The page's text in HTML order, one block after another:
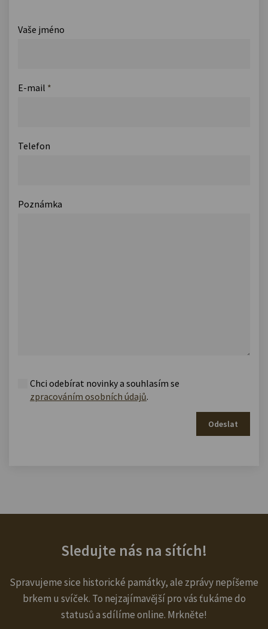
Vaše jméno
E-mail *
Telefon
Poznámka
Chci odebírat novinky a souhlasím se
zpracováním osobních údajů.
Odeslat
Sledujte nás na sítích!
Spravujeme sice historické památky, ale zprávy nepíšeme
brkem u svíček. To nejzajímavější pro vás ťukáme do
statusů a sdílíme online. Mrkněte!